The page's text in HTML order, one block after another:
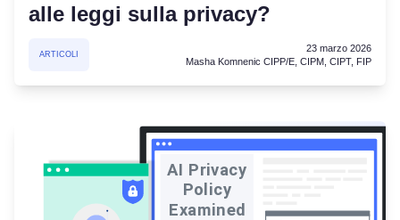
alle leggi sulla privacy?
ARTICOLI
23 marzo 2026
Masha Komnenic CIPP/E, CIPM, CIPT, FIP